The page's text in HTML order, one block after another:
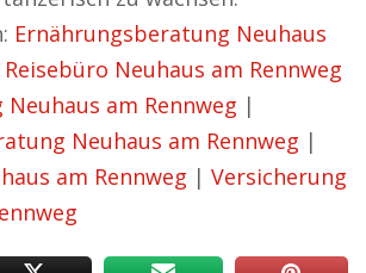
Ernährungsberatung Neuhaus
Reisebüro Neuhaus am Rennweg
am Rennweg |
Neuhaus am Rennweg |
am Rennweg | Versicherung